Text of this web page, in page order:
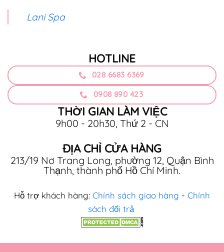
Lani Spa
HOTLINE
028 6683 6369
0908 890 423
THỜI GIAN LÀM VIỆC
9h00 - 20h30, Thứ 2 - CN
ĐỊA CHỈ CỬA HÀNG
213/19 Nơ Trang Long, phường 12, Quận Bình
Thạnh, thành phố Hồ Chí Minh.
Hỗ trợ khách hàng: Chính sách giao hàng - Chính
sách đổi trả